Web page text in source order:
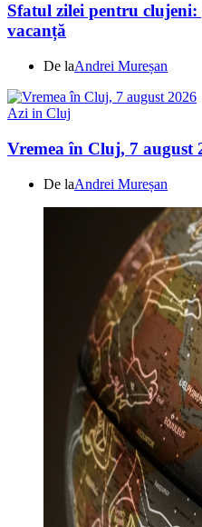
Sfatul zilei pentru
vacanță
De laAndrei Mureșan
Azi in Cluj
Vremea în Cluj, 7 august
De laAndrei Mureșan